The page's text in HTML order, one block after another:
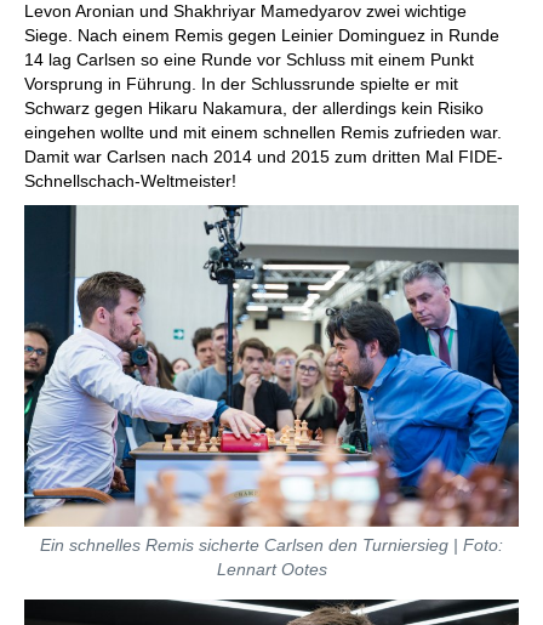
Levon Aronian und Shakhriyar Mamedyarov zwei wichtige
Siege. Nach einem Remis gegen Leinier Dominguez in Runde
14 lag Carlsen so eine Runde vor Schluss mit einem Punkt
Vorsprung in Führung. In der Schlussrunde spielte er mit
Schwarz gegen Hikaru Nakamura, der allerdings kein Risiko
eingehen wollte und mit einem schnellen Remis zufrieden war.
Damit war Carlsen nach 2014 und 2015 zum dritten Mal FIDE-
Schnellschach-Weltmeister!
Ein schnelles Remis sicherte Carlsen den Turniersieg | Foto:
Lennart Ootes